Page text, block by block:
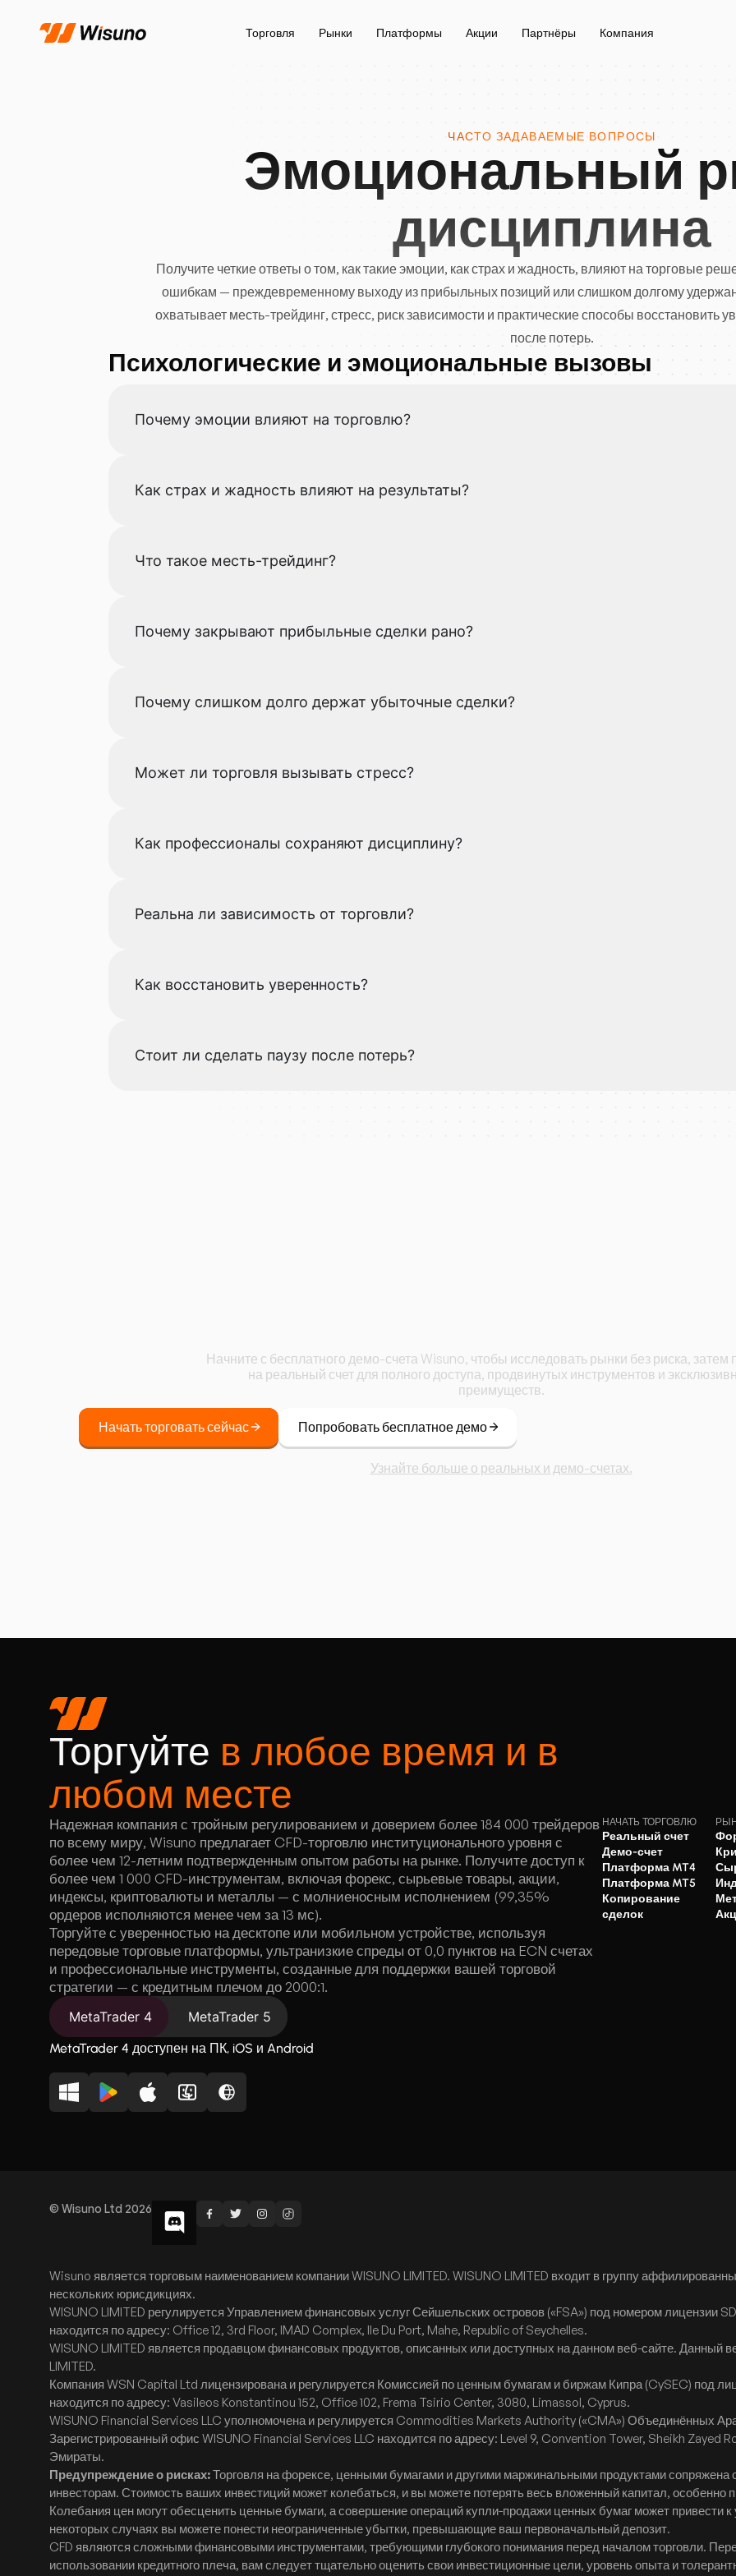
Торговля Рынки Платформы Акции Партнёры Компания
ЧАСТО ЗАДАВАЕМЫЕ ВОПРОСЫ
Эмоциональный
дисциплина
Получите четкие ответы о том, как такие эмоции, как страх и жадность, влияют на торговые
ошибкам — преждевременному выходу из прибыльных позиций или слишком долгому
охватывает месть-трейдинг, стресс, риск зависимости и практические способы восстановить
после потерь.
Психологические и эмоциональные вызовы
Почему эмоции влияют на торговлю?
Как страх и жадность влияют на результаты?
Что такое месть-трейдинг?
Почему закрывают прибыльные сделки рано?
Почему слишком долго держат убыточные сделки?
Может ли торговля вызывать стресс?
Как профессионалы сохраняют дисциплину?
Реальна ли зависимость от торговли?
Как восстановить уверенность?
Стоит ли сделать паузу после потерь?
Начните с бесплатного демо-счета Wisuno, чтобы исследовать рынки без риска, затем
на реальный счет для полного доступа, продвинутых инструментов и
преимуществ.
Начать торговать сейчас Попробовать бесплатное демо
Узнайте больше о реальных и демо-счетах.
Торгуйте в любое время и в
любом месте
Надежная компания с тройным регулированием и доверием более 184 000 трейдеров
по всему миру, Wisuno предлагает CFD-торговлю институционального уровня с
более чем 12-летним подтвержденным опытом работы на рынке. Получите доступ к
более чем 1 000 CFD-инструментам, включая форекс, сырьевые товары, акции,
индексы, криптовалюты и металлы — с молниеносным исполнением (99,35%
ордеров исполняются менее чем за 13 мс).
Торгуйте с уверенностью на десктопе или мобильном устройстве, используя
передовые торговые платформы, ультранизкие спреды от 0,0 пунктов на ECN счетах
и профессиональные инструменты, созданные для поддержки вашей торговой
стратегии — с кредитным плечом до 2000:1.
НАЧАТЬ ТОРГОВЛЮ
Реальный счет
Демо-счет
Платформа MT4
Платформа MT5
Копирование
сделок
MetaTrader 4 MetaTrader 5
MetaTrader 4 доступен на ПК, iOS и Android
© Wisuno Ltd 2026
Wisuno является торговым наименованием компании WISUNO LIMITED. WISUNO LIMITED входит в группу
нескольких юрисдикциях.
WISUNO LIMITED регулируется Управлением финансовых услуг Сейшельских островов («FSA») под номером лицензии
находится по адресу: Office 12, 3rd Floor, IMAD Complex, Ile Du Port, Mahe, Republic of Seychelles.
WISUNO LIMITED является продавцом финансовых продуктов, описанных или доступных на данном веб-сайте. Данный
LIMITED.
Компания WSN Capital Ltd лицензирована и регулируется Комиссией по ценным бумагам и биржам Кипра (CySEC) под
находится по адресу: Vasileos Konstantinou 152, Office 102, Frema Tsirio Center, 3080, Limassol, Cyprus.
WISUNO Financial Services LLC уполномочена и регулируется Commodities Markets Authority («CMA») Объединённых
Зарегистрированный офис WISUNO Financial Services LLC находится по адресу: Level 9, Convention Tower, Sheikh
Эмираты.
Предупреждение о рисках:Торговля на форексе, ценными бумагами и другими маржинальными продуктами
инвесторам. Стоимость ваших инвестиций может колебаться, и вы можете потерять весь вложенный капитал, особенно
Колебания цен могут обесценить ценные бумаги, а совершение операций купли-продажи ценных бумаг может
некоторых случаях вы можете понести неограниченные убытки, превышающие ваш первоначальный депозит.
CFD являются сложными финансовыми инструментами, требующими глубокого понимания перед началом торговли.
использовании кредитного плеча, вам следует тщательно оценить свои инвестиционные цели, уровень опыта и